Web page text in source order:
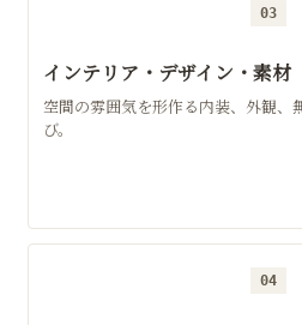
03
インテリア・デザイン・素材
空間の雰囲気を形作る内装、外観、
び。
04